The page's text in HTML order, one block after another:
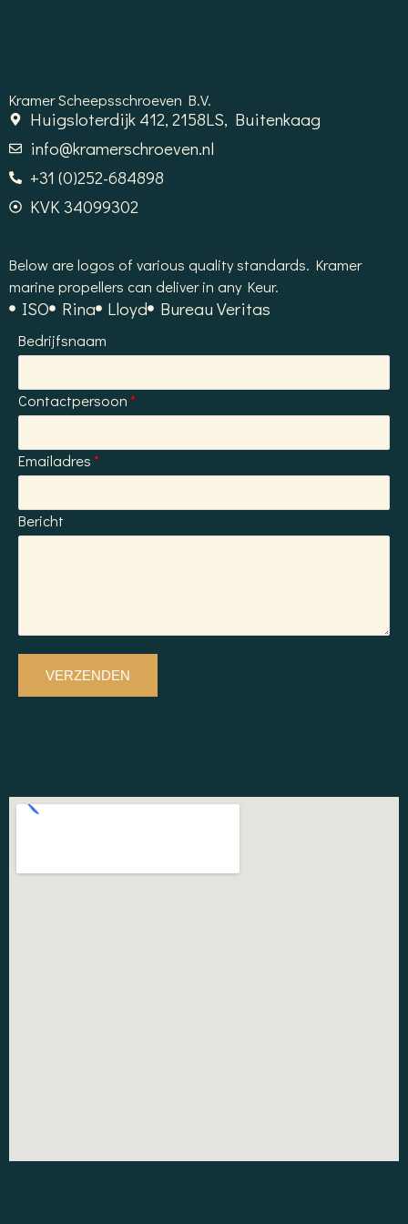
Kramer Scheepsschroeven B.V.
Huigsloterdijk 412, 2158LS, Buitenkaag
info@kramerschroeven.nl
+31 (0)252-684898
KVK 34099302
Below are logos of various quality standards. Kramer
marine propellers can deliver in any Keur.
ISO Rina Lloyd Bureau Veritas
Bedrijfsnaam
Contactpersoon
Emailadres
Bericht
VERZENDEN